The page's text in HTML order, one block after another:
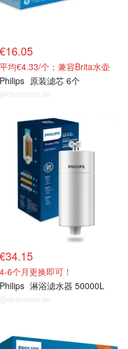
€16.05
平均€4.33/个；兼容Brita水壶
Philips 原装滤芯 6个
@dealmoon.de
€34.15
4-6个月更换即可！
Philips 淋浴滤水器 50000L
@dealmoon.de